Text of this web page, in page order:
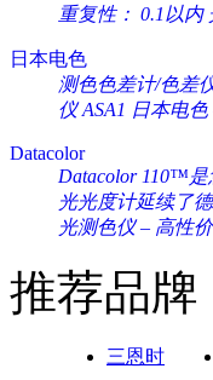
重复性： 0.1以内
日本电色
测色色差计/色差
仪 ASA1 日本电色
Datacolor
Datacolor 110™
光光度计延续了
光测色仪 – 高性
推荐品牌
三恩时